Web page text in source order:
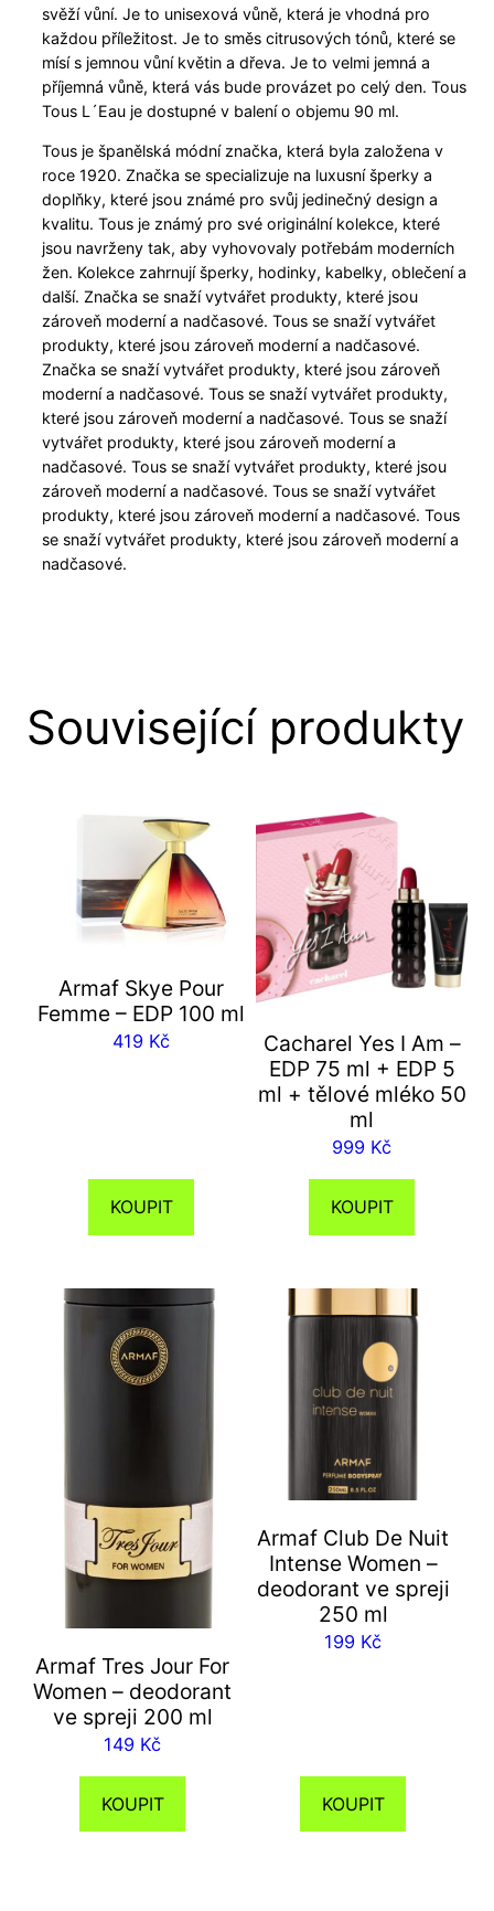
svěží vůní. Je to unisexová vůně, která je vhodná pro
každou příležitost. Je to směs citrusových tónů, které se
mísí s jemnou vůní květin a dřeva. Je to velmi jemná a
příjemná vůně, která vás bude provázet po celý den. Tous
Tous L´Eau je dostupné v balení o objemu 90 ml.
Tous je španělská módní značka, která byla založena v
roce 1920. Značka se specializuje na luxusní šperky a
doplňky, které jsou známé pro svůj jedinečný design a
kvalitu. Tous je známý pro své originální kolekce, které
jsou navrženy tak, aby vyhovovaly potřebám moderních
žen. Kolekce zahrnují šperky, hodinky, kabelky, oblečení a
další. Značka se snaží vytvářet produkty, které jsou
zároveň moderní a nadčasové. Tous se snaží vytvářet
produkty, které jsou zároveň moderní a nadčasové.
Značka se snaží vytvářet produkty, které jsou zároveň
moderní a nadčasové. Tous se snaží vytvářet produkty,
které jsou zároveň moderní a nadčasové. Tous se snaží
vytvářet produkty, které jsou zároveň moderní a
nadčasové. Tous se snaží vytvářet produkty, které jsou
zároveň moderní a nadčasové. Tous se snaží vytvářet
produkty, které jsou zároveň moderní a nadčasové. Tous
se snaží vytvářet produkty, které jsou zároveň moderní a
nadčasové.
Související produkty
Armaf Skye Pour
Femme – EDP 100 ml
419 Kč
KOUPIT
Cacharel Yes I Am –
EDP 75 ml + EDP 5
ml + tělové mléko 50
ml
999 Kč
KOUPIT
Armaf Tres Jour For
Women – deodorant
ve spreji 200 ml
149 Kč
KOUPIT
Armaf Club De Nuit
Intense Women –
deodorant ve spreji
250 ml
199 Kč
KOUPIT